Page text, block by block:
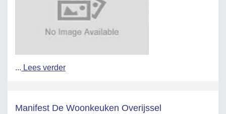
... Lees verder
Manifest De Woonkeuken Overijssel